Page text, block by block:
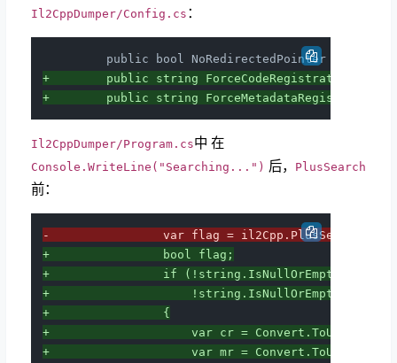
Il2CppDumper/Config.cs：
+        public string ForceCodeRegistration {
+        public string
Il2CppDumper/Program.cs中 在
Console.WriteLine("Searching...") 后， PlusSearch
前：
-                var flag =
+                bool flag;
+                if
+
+                {
+                    var cr =
+                    var mr =